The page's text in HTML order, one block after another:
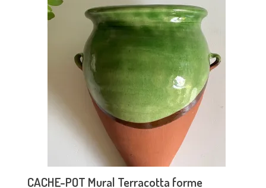
CACHE-POT Mural Terracotta forme